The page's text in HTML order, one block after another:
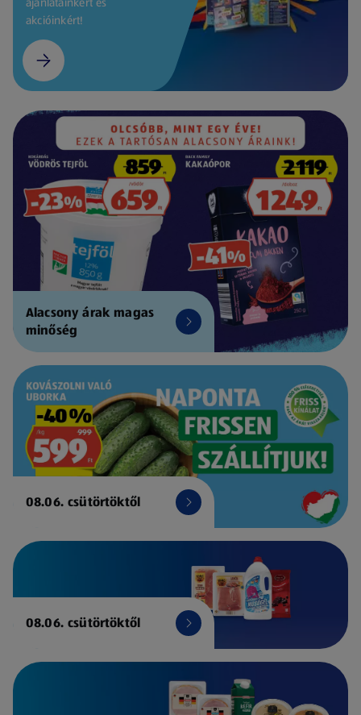
akcióinkért!
Alacsony árak magas
minőség
08.06. csütörtöktől
08.06. csütörtöktől